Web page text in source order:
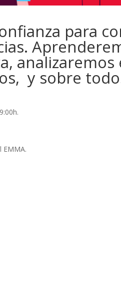
para
analizaremos
y sobre
EMMA.